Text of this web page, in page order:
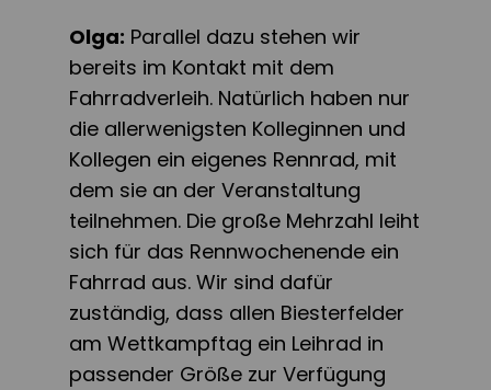
Olga: Parallel dazu stehen wir
bereits im Kontakt mit dem
Fahrradverleih. Natürlich haben nur
die allerwenigsten Kolleginnen und
Kollegen ein eigenes Rennrad, mit
dem sie an der Veranstaltung
teilnehmen. Die große Mehrzahl leiht
sich für das Rennwochenende ein
Fahrrad aus. Wir sind dafür
zuständig, dass allen Biesterfelder
am Wettkampftag ein Leihrad in
passender Größe zur Verfügung